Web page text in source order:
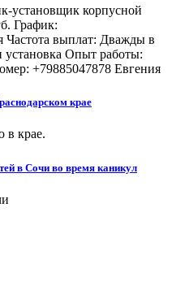
установщик корпусной
График:
Частота выплат: Дважды в
Опыт работы:
+79885047878 Евгения
крае
в крае.
в Сочи во время каникул